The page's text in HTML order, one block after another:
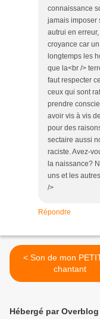
connaissance
jamais imposer
autrui en
croyance car
longtemps les
que la<br />
faut respecter
ceux qui sont
prendre
avoir vis à vis
pour des
sectaire aussi
raciste. Avez-
la naissance?
uns et les
/>
Répondre
< Son de mon PETIT bol
chantant
Hébergé par Overblog